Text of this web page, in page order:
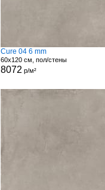
Cure 04 6 mm
60x120 см, пол/стены
8072 р/м²